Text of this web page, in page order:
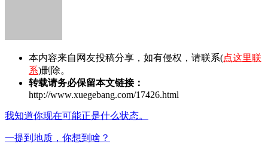
本内容来自网友投稿分享，如有侵权，请联系(点这里联
系)删除。
转载请务必保留本文链接：
http://www.xuegebang.com/17426.html
我知道你现在可能正是什么状态。
一提到地质，你想到啥？